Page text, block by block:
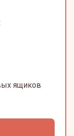
ящиков